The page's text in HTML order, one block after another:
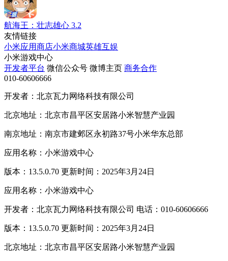
航海王：壮志雄心 3.2
友情链接
小米应用商店小米商城英雄互娱
小米游戏中心
开发者平台 微信公众号 微博主页 商务合作
010-60606666
开发者：北京瓦力网络科技有限公司
北京地址：北京市昌平区安居路小米智慧产业园
南京地址：南京市建邺区永初路37号小米华东总部
应用名称：小米游戏中心
版本：13.5.0.70 更新时间：2025年3月24日
应用名称：小米游戏中心
开发者：北京瓦力网络科技有限公司 电话：010-60606666
版本：13.5.0.70 更新时间：2025年3月24日
北京地址：北京市昌平区安居路小米智慧产业园